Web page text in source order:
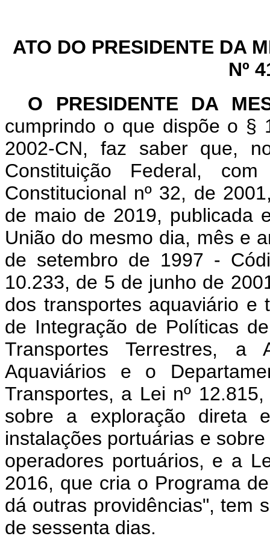
ATO DO PRESIDENTE DA
Nº
O PRESIDENTE DA
cumprindo o que dispõe o §
2002-CN, faz saber que,
Constituição Federal,
Constitucional nº 32, de
de maio de 2019, publicada
União do mesmo dia, mês e
de setembro de 1997 -
10.233, de 5 de junho de
dos transportes aquaviário e
de Integração de Políticas
Transportes Terrestres, a
Aquaviários e o
Transportes, a Lei nº
sobre a exploração direta
instalações portuárias e
operadores portuários, e a
2016, que cria o Programa
dá outras providências", tem
de sessenta dias.